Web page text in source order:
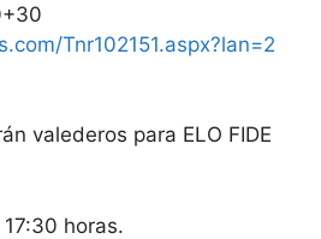
Tnr102151.aspx?lan=2
valederos para ELO FIDE
horas.